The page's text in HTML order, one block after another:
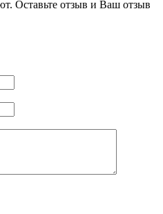
Оставьте отзыв и Ваш отзыв